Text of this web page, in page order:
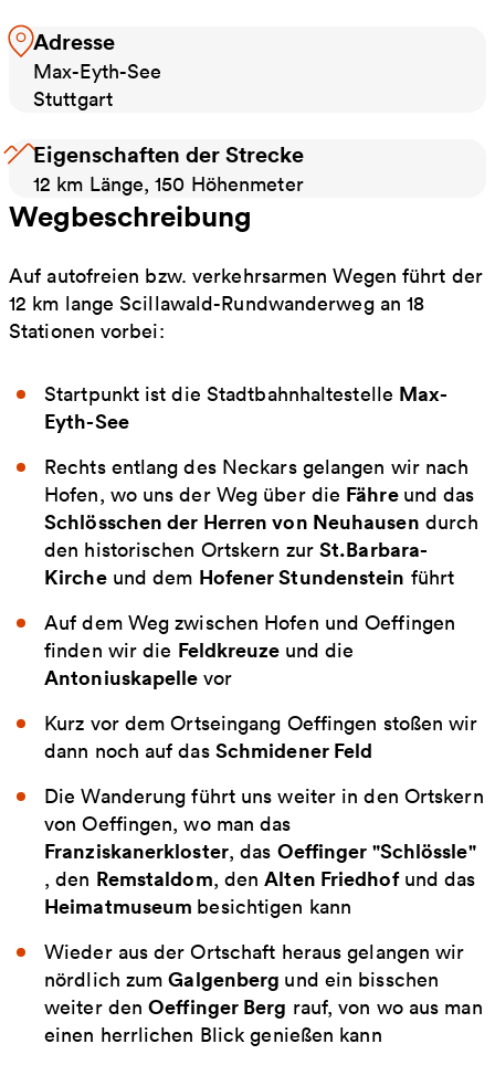
Adresse
Max-Eyth-See
Stuttgart
Eigenschaften der Strecke
12 km Länge, 150 Höhenmeter
Wegbeschreibung
Auf autofreien bzw. verkehrsarmen Wegen führt der
12 km lange Scillawald-Rundwanderweg an 18
Stationen vorbei:
Startpunkt ist die Stadtbahnhaltestelle Max-
Eyth-See
Rechts entlang des Neckars gelangen wir nach
Hofen, wo uns der Weg über die Fähre und das
Schlösschen der Herren von Neuhausen durch
den historischen Ortskern zurSt.Barbara-
Kircheund dem Hofener Stundenstein führt
Auf dem Weg zwischen Hofen und Oeffingen
finden wir die Feldkreuze und die
Antoniuskapelle vor
Kurz vor dem Ortseingang Oeffingen stoßen wir
dann noch auf das Schmidener Feld
Die Wanderung führt uns weiter in den Ortskern
von Oeffingen, wo man das
Franziskanerkloster, das Oeffinger "Schlössle"
, den Remstaldom, denAlten Friedhofund das
Heimatmuseum besichtigen kann
Wieder aus der Ortschaft heraus gelangen wir
nördlich zumGalgenberg und ein bisschen
weiter denOeffinger Berg rauf, von wo aus man
einen herrlichen Blick genießen kann